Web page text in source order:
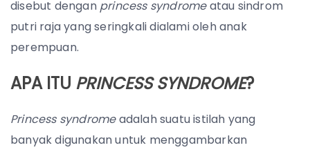
disebut dengan princess syndromeatau sindrom
putri raja yang seringkali dialami oleh anak
perempuan.
APA ITU PRINCESS SYNDROME?
Princess syndromeadalah suatu istilah yang
banyak digunakan untuk menggambarkan